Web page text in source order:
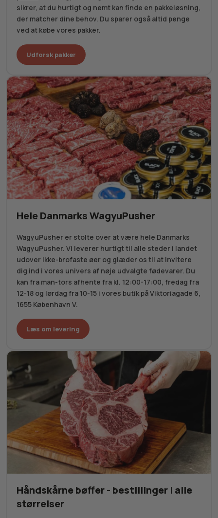
sikrer, at du hurtigt og nemt kan finde en pakkeløsning,
der matcher dine behov. Du sparer også altid penge
ved at købe vores pakker.
Udforsk pakker
Hele Danmarks WagyuPusher
WagyuPusher er stolte over at være hele Danmarks
WagyuPusher. Vi leverer hurtigt til alle steder i landet
udover ikke-brofaste øer og glæder os til at invitere
dig ind i vores univers af nøje udvalgte fødevarer. Du
kan fra man-tors afhente fra kl. 12:00-17:00, fredag fra
12-18 og lørdag fra 10-15 i vores butik på Viktoriagade 6,
1655 København V.
Læs om levering
Håndskårne bøffer - bestillinger i alle
størrelser